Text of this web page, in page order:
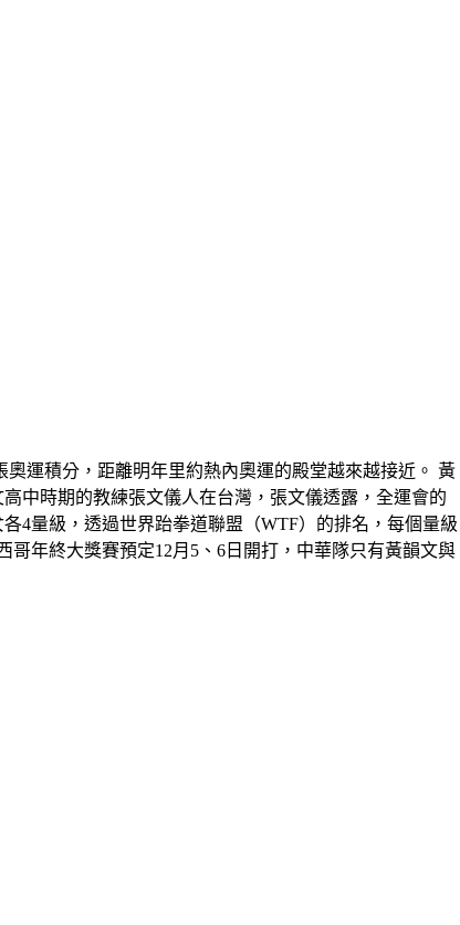
運積分，距離明年里約熱內奧運的殿堂越來越接近。 黃
中時期的教練張文儀人在台灣，張文儀透露，全運會的
4量級，透過世界跆拳道聯盟（WTF）的排名，每個量級
年終大獎賽預定12月5、6日開打，中華隊只有黃韻文與